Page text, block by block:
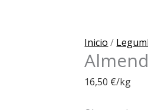
Inicio /
16,50 €/kg